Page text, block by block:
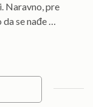
Naravno, pre
se nađe …